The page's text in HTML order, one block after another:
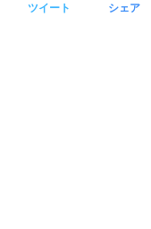
ツイート シェア